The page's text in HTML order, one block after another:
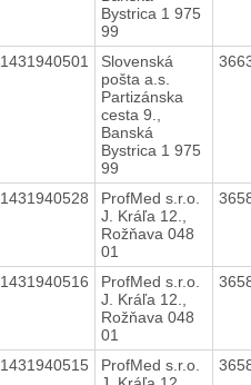
Bystrica 1 975
99
1431940501
Slovenská
pošta a.s.
Partizánska
cesta 9.,
Banská
Bystrica 1 975
99
1431940528
ProfMed s.r.o.
J. Kráľa 12.,
Rožňava 048
01
1431940516
ProfMed s.r.o.
J. Kráľa 12.,
Rožňava 048
01
1431940515
ProfMed s.r.o.